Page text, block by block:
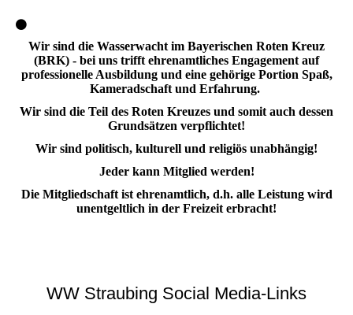
Wir sind die Wasserwacht im Bayerischen Roten Kreuz
(BRK) - bei uns trifft ehrenamtliches Engagement auf
professionelle Ausbildung und eine gehörige Portion Spaß,
Kameradschaft und Erfahrung.
Wir sind die Teil des Roten Kreuzes und somit auch dessen
Grundsätzen verpflichtet!
Wir sind politisch, kulturell und religiös unabhängig!
Jeder kann Mitglied werden!
Die Mitgliedschaft ist ehrenamtlich, d.h. alle Leistung wird
unentgeltlich in der Freizeit erbracht!
WW Straubing Social Media-Links